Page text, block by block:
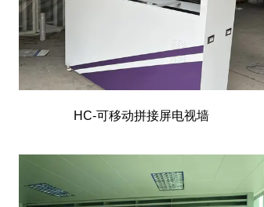
HC-可移动拼接屏电视墙